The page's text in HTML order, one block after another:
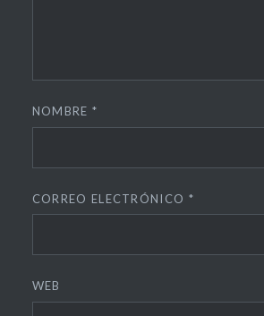
NOMBRE *
CORREO ELECTRÓNICO *
WEB